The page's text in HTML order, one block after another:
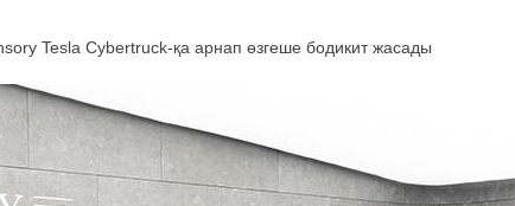
Tesla Cybertruck-қаарнап өзгеше бодикит жасады